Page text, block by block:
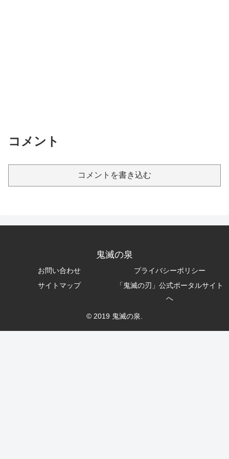
コメント
コメントを書き込む
鬼滅の泉
お問い合わせ
プライバシーポリシー
サイトマップ
「鬼滅の刃」公式ポータルサイト
へ
© 2019 鬼滅の泉.